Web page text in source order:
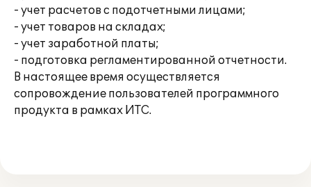
- учет расчетов с подотчетными лицами;
- учет товаров на складах;
- учет заработной платы;
- подготовка регламентированной отчетности.
В настоящее время осуществляется
сопровождение пользователей программного
продукта в рамках ИТС.